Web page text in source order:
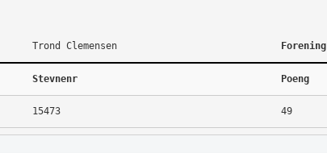
Trond Clemensen Forening
Stevnenr Poeng
15473 49